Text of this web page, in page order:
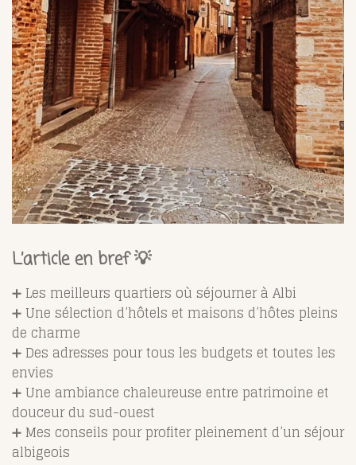
L’article en bref 💡
➕ Les meilleurs quartiers où séjourner à Albi
➕ Une sélection d’hôtels et maisons d’hôtes pleins
de charme
➕ Des adresses pour tous les budgets et toutes les
envies
➕ Une ambiance chaleureuse entre patrimoine et
douceur du sud-ouest
➕ Mes conseils pour profiter pleinement d’un séjour
albigeois